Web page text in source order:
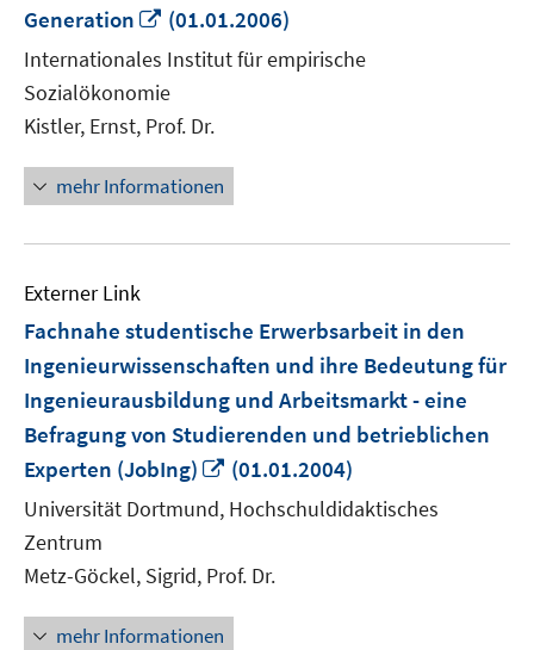
Generation
In
neuem
Fenster
öffnen
(01.01.2006)
Internationales Institut für empirische
Sozialökonomie
Kistler, Ernst, Prof. Dr.
mehr Informationen
Externer Link
Fachnahe studentische Erwerbsarbeit in den
Ingenieurwissenschaften und ihre Bedeutung für
Ingenieurausbildung und Arbeitsmarkt - eine
Befragung von Studierenden und betrieblichen
Experten (JobIng)
In
neuem
Fenster
(01.01.2004)
Universität Dortmund, Hochschuldidaktisches
Zentrum
Metz-Göckel, Sigrid, Prof. Dr.
mehr Informationen